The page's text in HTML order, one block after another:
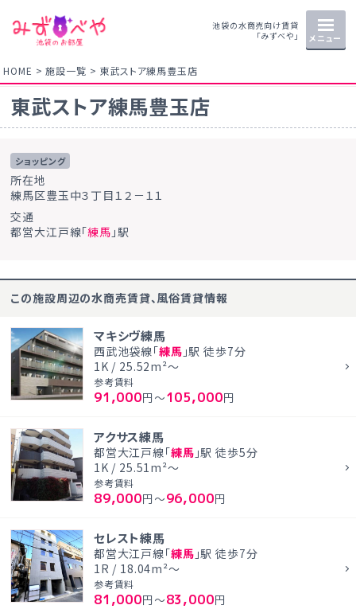
池袋の水商売向け賃貸
「みずべや」
メニュー
HOME 施設一覧 東武ストア練馬豊玉店
東武ストア練馬豊玉店
ショッピング
所在地
練馬区豊玉中３丁目１２－１１
交通
都営大江戸線「練馬 」駅
この施設周辺の水商売賃貸、風俗賃貸情報
マキシヴ練馬
西武池袋線「練馬 」駅 徒歩7分
1K / 25.52m²～
参考賃料
91,000円～105,000円
アクサス練馬
都営大江戸線「練馬 」駅 徒歩5分
1K / 25.51m²～
参考賃料
89,000円～96,000円
セレスト練馬
都営大江戸線「練馬 」駅 徒歩7分
1R / 18.04m²～
参考賃料
81,000円～83,000円